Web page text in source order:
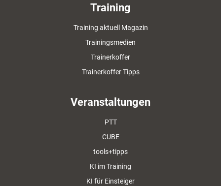
Training
Training aktuell Magazin
Trainingsmedien
Trainerkoffer
Trainerkoffer Tipps
Veranstaltungen
PTT
CUBE
tools+tipps
KI im Training
KI für Einsteiger